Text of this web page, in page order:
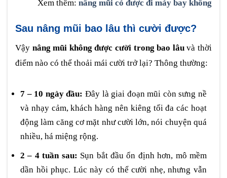
Xem thêm: nâng mũi có được đi máy bay không
Sau nâng mũi bao lâu thì cười được?
Vậy nâng mũi không được cười trong bao lâuvà thời
điểm nào có thể thoải mái cười trở lại? Thông thường:
7 – 10 ngày đầu: Đây là giai đoạn mũi còn sưng nề
và nhạy cảm, khách hàng nên kiêng tối đa các hoạt
động làm căng cơ mặt như cười lớn, nói chuyện quá
nhiều, há miệng rộng.
2 – 4 tuần sau: Sụn bắt đầu ổn định hơn, mô mềm
dần hồi phục. Lúc này có thể cười nhẹ, nhưng vẫn